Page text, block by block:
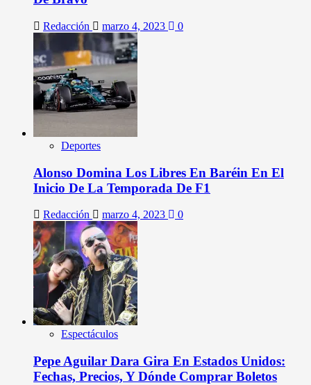
Redacción marzo 4, 2023 0
Deportes
Alonso Domina Los Libres En Baréin En El
Inicio De La Temporada De F1
Redacción marzo 4, 2023 0
Espectáculos
Pepe Aguilar Dara Gira En Estados Unidos:
Fechas, Precios, Y Dónde Comprar Boletos